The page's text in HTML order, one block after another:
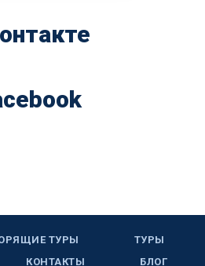
ТУРЫ
ТУРЫ
КОНТАКТЫ БЛОГ